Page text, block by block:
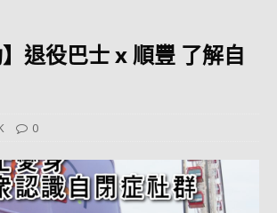
】退役巴士 x 順豐 了解自
0